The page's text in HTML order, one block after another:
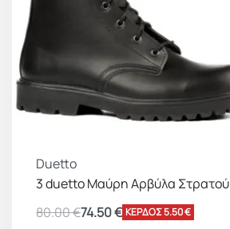
Duetto
3 duetto Μαύρη Αρβύλα Στρατού
80.00€74.50€ ΚΕΡΔΟΣ 5.50 €